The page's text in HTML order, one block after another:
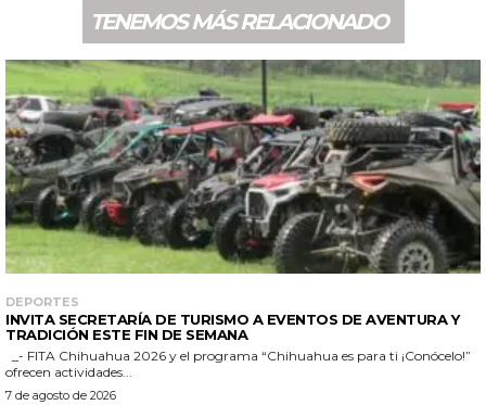
TENEMOS MÁS RELACIONADO
DEPORTES
INVITA SECRETARÍA DE TURISMO A EVENTOS DE AVENTURA Y
TRADICIÓN ESTE FIN DE SEMANA
ofrecen actividades...
7 de agosto de 2026